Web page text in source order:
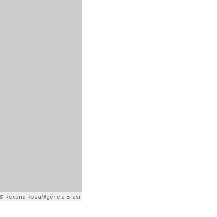
© Rovena Rosa/Agência Brasil